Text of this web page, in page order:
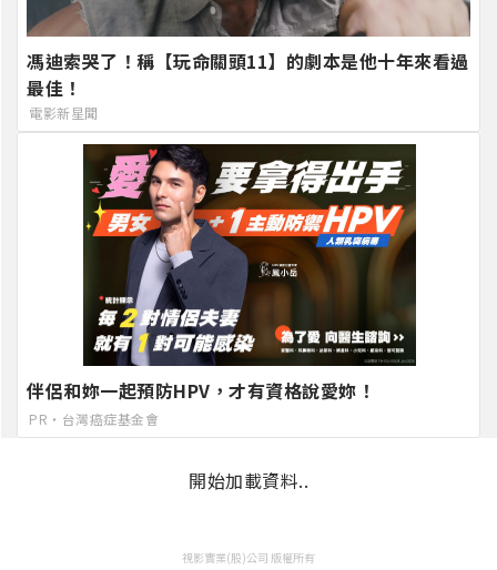
馮迪索哭了！稱【玩命關頭11】的劇本是他十年來看過
最佳！
電影新星聞
伴侶和妳一起預防HPV，才有資格說愛妳！
PR・台灣癌症基金會
開始加載資料..
視影實業(股)公司 版權所有